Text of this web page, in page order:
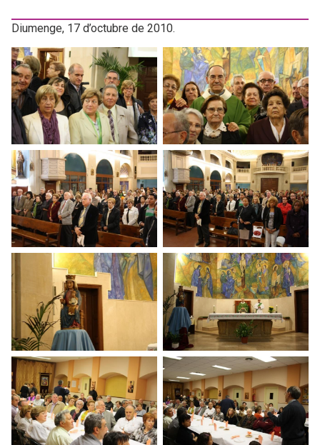
Diumenge, 17 d’octubre de 2010.